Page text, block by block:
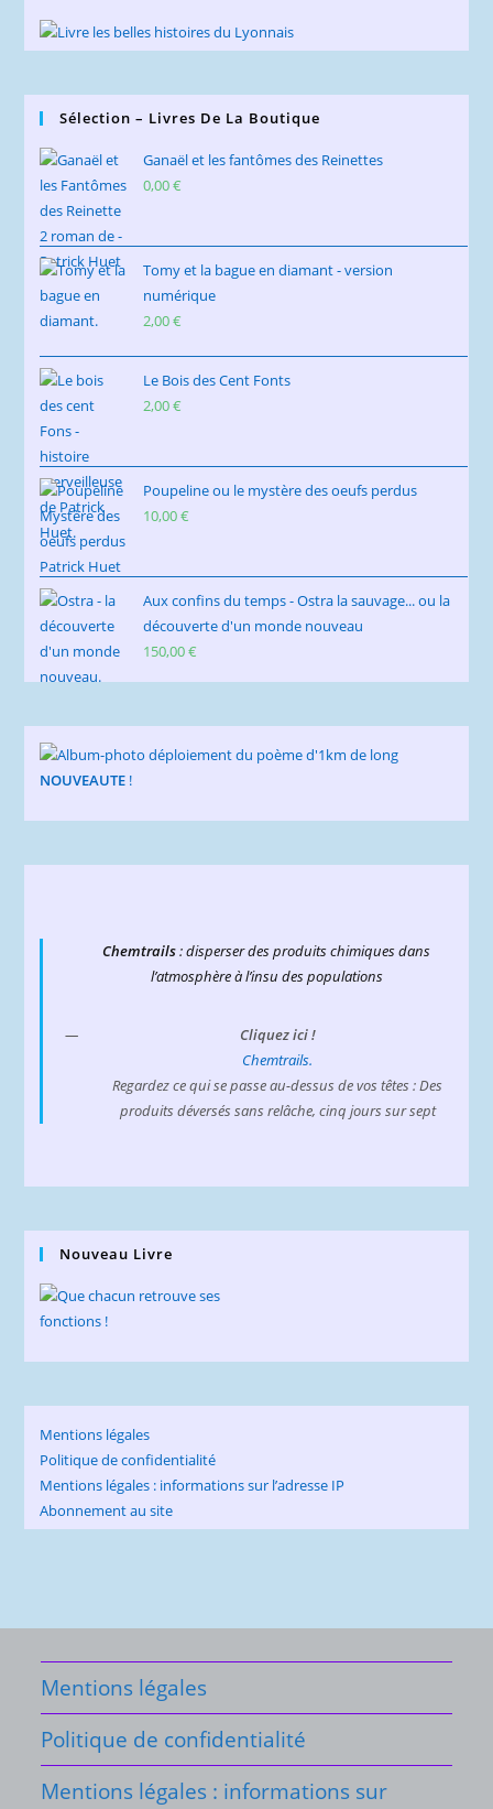
Sélection – Livres De La Boutique
Ganaël et les fantômes des Reinettes
0,00€
Tomy et la bague en diamant - version
numérique
2,00€
Le Bois des Cent Fonts
2,00€
Poupeline ou le mystère des oeufs perdus
10,00€
Aux confins du temps - Ostra la sauvage... ou la
découverte d'un monde nouveau
150,00€
NOUVEAUTE !
Chemtrails: disperser des produits chimiques dans
l’atmosphère à l’insu des populations
Cliquez ici !
Chemtrails.
Regardez ce qui se passe au-dessus de vos têtes : Des
produits déversés sans relâche, cinq jours sur sept
Nouveau Livre
Mentions légales
Politique de confidentialité
Mentions légales : informations sur l’adresse IP
Abonnement au site
Mentions légales
Politique de confidentialité
Mentions légales : informations sur